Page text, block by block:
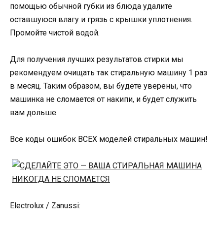
помощью обычной губки из блюда удалите
оставшуюся влагу и грязь с крышки уплотнения.
Промойте чистой водой.
Для получения лучших результатов стирки мы
рекомендуем очищать так стиральную машину 1 раз
в месяц. Таким образом, вы будете уверены, что
машинка не сломается от накипи, и будет служить
вам дольше.
Все коды ошибок ВСЕХ моделей стиральных машин!
Electrolux / Zanussi: